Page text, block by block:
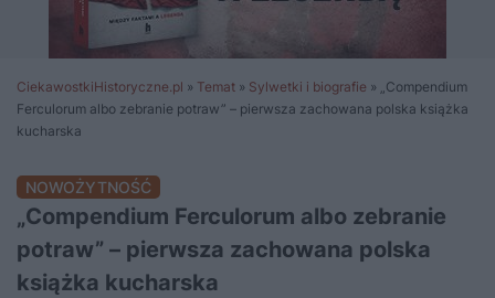
CiekawostkiHistoryczne.pl » Temat » Sylwetki i biografie » „Compendium
Ferculorum albo zebranie potraw” – pierwsza zachowana polska książka
kucharska
NOWOŻYTNOŚĆ
„Compendium Ferculorum albo zebranie
potraw” – pierwsza zachowana polska
książka kucharska